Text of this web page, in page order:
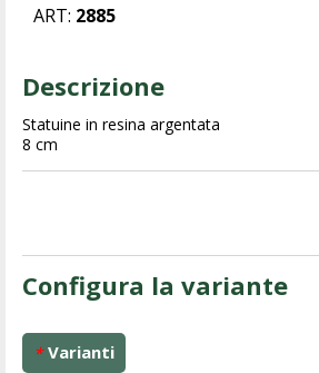
ART: 2885
Descrizione
Statuine in resina argentata
8 cm
Configura la variante
* Varianti